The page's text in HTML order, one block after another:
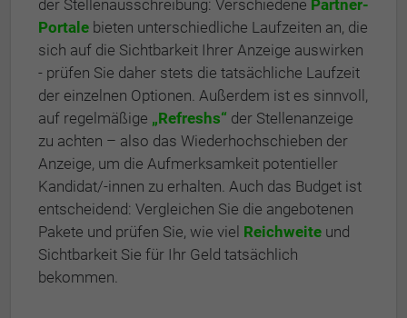
der Stellenausschreibung: Verschiedene Partner-
Portale bieten unterschiedliche Laufzeiten an, die
sich auf die Sichtbarkeit Ihrer Anzeige auswirken
- prüfen Sie daher stets die tatsächliche Laufzeit
der einzelnen Optionen. Außerdem ist es sinnvoll,
auf regelmäßige „Refreshs“ der Stellenanzeige
zu achten – also das Wiederhochschieben der
Anzeige, um die Aufmerksamkeit potentieller
Kandidat/-innen zu erhalten. Auch das Budget ist
entscheidend: Vergleichen Sie die angebotenen
Pakete und prüfen Sie, wie viel Reichweite und
Sichtbarkeit Sie für Ihr Geld tatsächlich
bekommen.